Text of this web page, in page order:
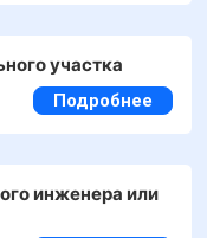
участка
Подробнее
инженера или